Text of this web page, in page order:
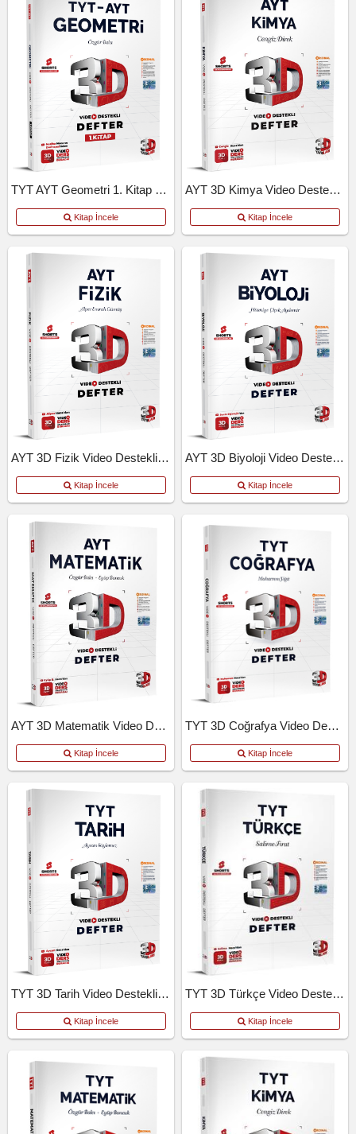
TYT AYT Geometri 1. Kitap Video Destekli Defter
Kitap İncele
AYT 3D Kimya Video Destekli Defter
Kitap İncele
AYT 3D Fizik Video Destekli Defter
Kitap İncele
AYT 3D Biyoloji Video Destekli Defter
Kitap İncele
AYT 3D Matematik Video Destekli Defter
Kitap İncele
TYT 3D Coğrafya Video Destekli Defter
Kitap İncele
TYT 3D Tarih Video Destekli Defter
Kitap İncele
TYT 3D Türkçe Video Destekli Defter
Kitap İncele